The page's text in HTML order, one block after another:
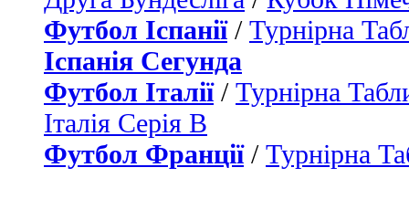
Футбол Іспанії/ Турнірна
Іспанія Сегунда
Футбол Італії/ Турнірна
Італія Серія B
Футбол Франції/ Турнірна